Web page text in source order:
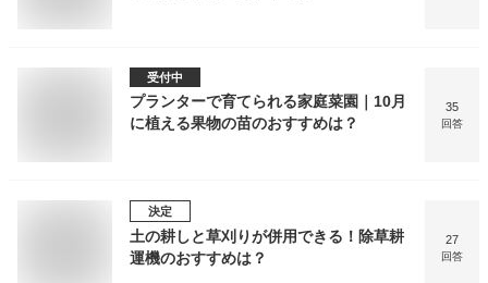
受付中
プランターで育てられる家庭菜園｜10月
に植える果物の苗のおすすめは？
35
回答
決定
土の耕しと草刈りが併用できる！除草耕
運機のおすすめは？
27
回答